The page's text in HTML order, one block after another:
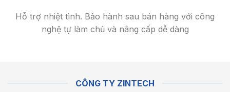
Hỗ trợ nhiệt tình. Bảo hành sau bán hàng với công
nghệ tự làm chủ và nâng cấp dễ dàng
CÔNG TY ZINTECH